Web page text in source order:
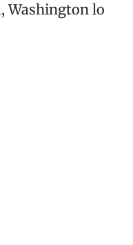
Washington lo